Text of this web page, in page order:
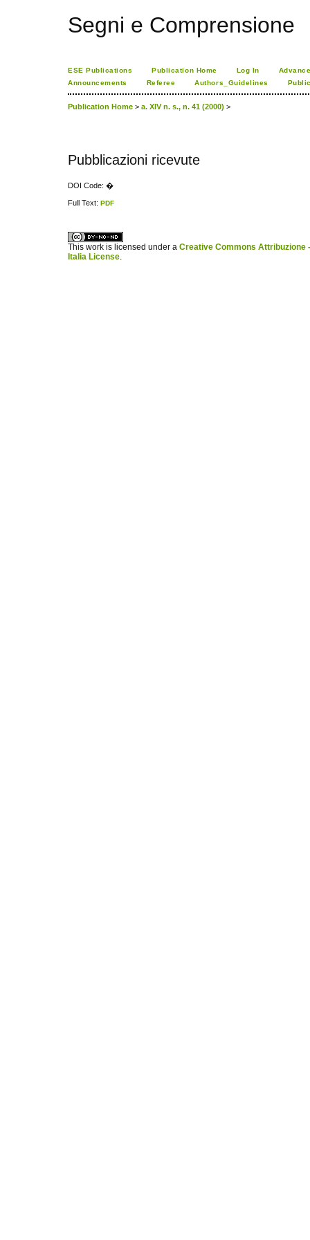
Segni e Comprensione
ESE Publications Publication Home Log In
Announcements
Referee Authors_Guidelines
Publication Home > a. XIV n. s., n. 41 (2000) >
Pubblicazioni ricevute
DOI Code: �
Full Text: PDF
This work is licensed under a Creative Commons Attribuzione
Italia License.